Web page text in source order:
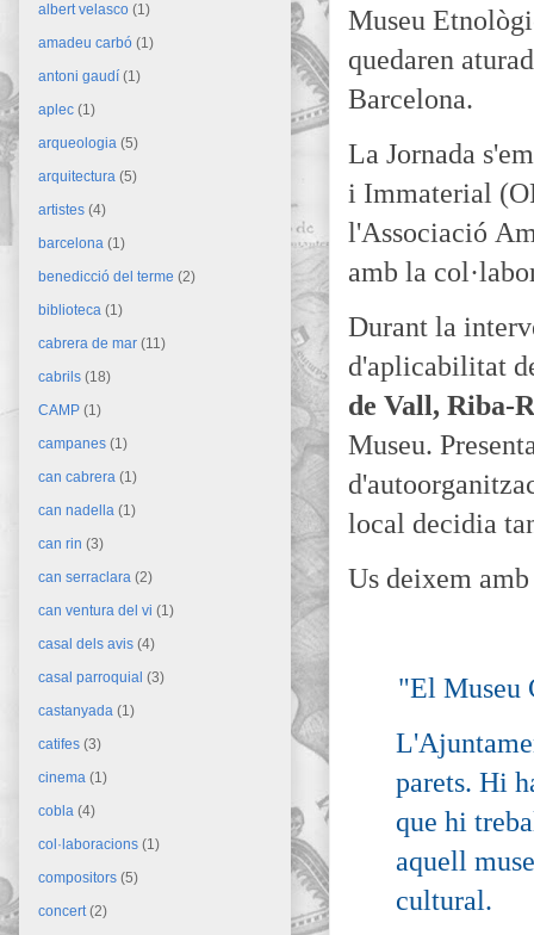
Museu
quedaren
Barcelona.
La Jornada
i Immaterial
l'Associació
amb la
Durant la
d'aplicabilitat
de Vall, Riba-
Museu.
local decidia
Us deixem
"El Museu
parets. Hi
que hi
aquell
cultural.
albert velasco (1)
amadeu carbó (1)
antoni gaudí (1)
aplec (1)
arqueologia (5)
arquitectura (5)
artistes (4)
barcelona (1)
benedicció del terme (2)
biblioteca (1)
cabrera de mar (11)
cabrils (18)
CAMP (1)
campanes (1)
can cabrera (1)
can nadella (1)
can rin (3)
can serraclara (2)
can ventura del vi (1)
casal dels avis (4)
casal parroquial (3)
castanyada (1)
catifes (3)
cinema (1)
cobla (4)
col·laboracions (1)
compositors (5)
concert (2)